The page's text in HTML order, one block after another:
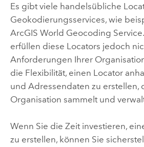
Es gibt viele handelsübliche
Geokodierungsservices, wie
ArcGIS World Geocoding Service
erfüllen diese Locators jedoch
Anforderungen Ihrer
die Flexibilität, einen Locator
und Adressendaten zu erstellen,
Organisation sammelt und
Wenn Sie die Zeit investieren,
zu erstellen, können Sie